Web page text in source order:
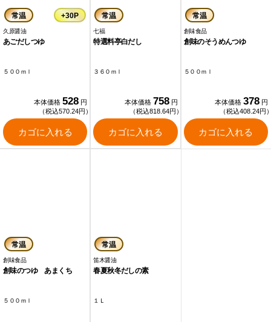
常温 +30P
久原醤油
あごだしつゆ
５００ｍｌ
本体価格 528 円
（税込570.24円）
カゴに入れる
常温
七福
特選料亭白だし
３６０ｍｌ
本体価格 758 円
（税込818.64円）
カゴに入れる
常温
創味食品
創味のそうめんつゆ
５００ｍｌ
本体価格 378 円
（税込408.24円
カゴに入れる
常温
創味食品
創味のつゆ あまくち
５００ｍｌ
常温
笛木醤油
春夏秋冬だしの素
１Ｌ